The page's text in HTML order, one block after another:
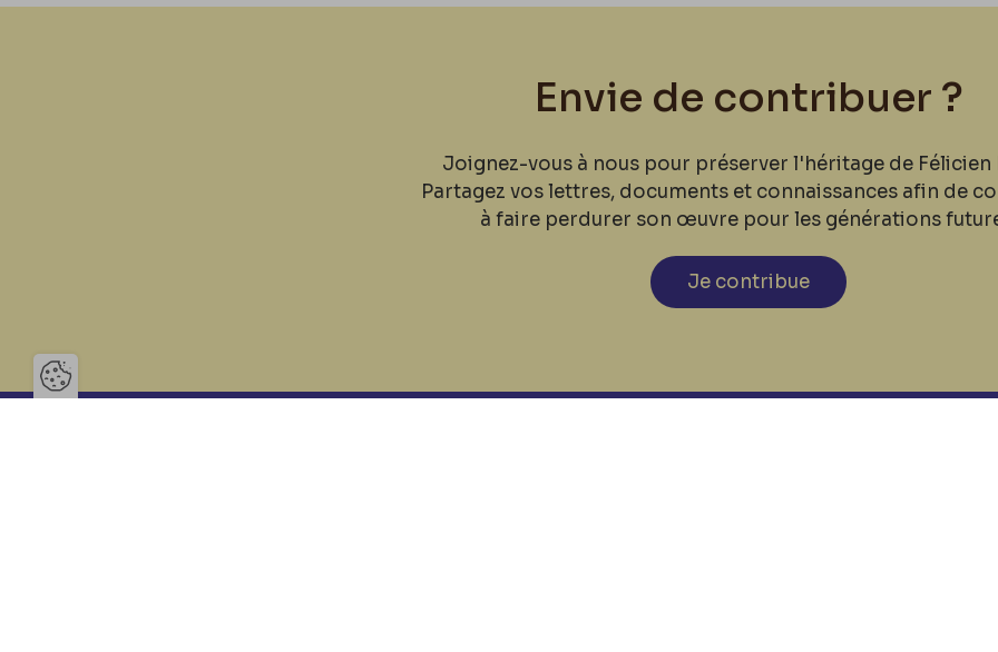
Envie de contribuer ?
Joignez-vous à nous pour préserver l'héritage de Félicien
Partagez vos lettres, documents et connaissances afin de
à faire perdurer son œuvre pour les générations
Je contribue
Ouvrir la barre de gestion des cookies